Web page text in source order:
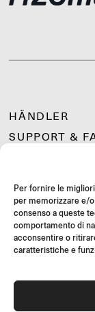
Per fornire le
per memorizzare e/
consenso a queste
comportamento di
acconsentire o
caratteristiche e
HÄNDLER
SUPPORT &
GIFT CARD
LIMITIERTE
JOIN US
Werde Teil der